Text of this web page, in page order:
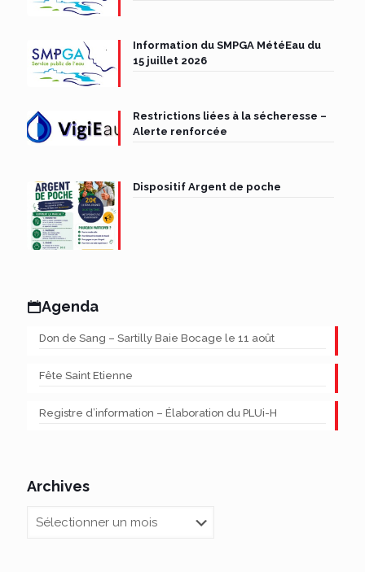
Information du SMPGA MétéEau du
15 juillet 2026
Restrictions liées à la sécheresse –
Alerte renforcée
Dispositif Argent de poche
Agenda
Don de Sang – Sartilly Baie Bocage le 11 août
Fête Saint Etienne
Registre d’information – Élaboration du PLUi-H
Archives
Archives